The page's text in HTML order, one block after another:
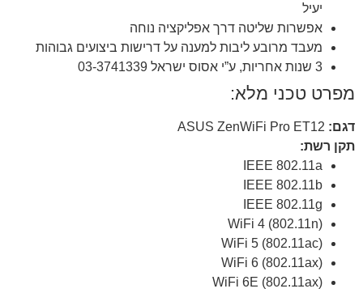
יעיל
אפשרות שליטה דרך אפליקציה נוחה
מעבד מרובע ליבות למענה על דרישות ביצועים גבוהות
3 שנות אחריות, ע”י אסוס ישראל 03-3741339
מפרט טכני מלא:
דגם: ASUS ZenWiFi Pro ET12
תקן רשת:
IEEE 802.11a
IEEE 802.11b
IEEE 802.11g
WiFi 4 (802.11n)
WiFi 5 (802.11ac)
WiFi 6 (802.11ax)
WiFi 6E (802.11ax)